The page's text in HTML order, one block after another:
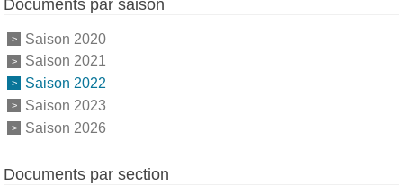
Documents par saison
Saison 2020
Saison 2021
Saison 2022
Saison 2023
Saison 2026
Documents par section